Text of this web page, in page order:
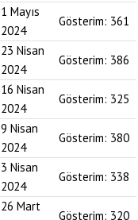
1 Mayıs
2024
Gösterim: 361
23 Nisan
2024
Gösterim: 386
16 Nisan
2024
Gösterim: 325
9 Nisan
2024
Gösterim: 380
3 Nisan
2024
Gösterim: 338
26 Mart
Gösterim: 320